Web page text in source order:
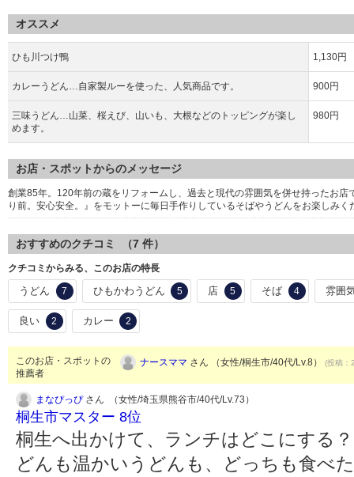
オススメ
ひも川つけ鴨 1,130円
カレーうどん…自家製ルーを使った、人気商品です。 900円
三味うどん…山菜、桜えび、山いも、大根などのトッピングが楽し
めます。
980円
お店・スポットからのメッセージ
創業85年。120年前の蔵をリフォームし、過去と現代の雰囲気を併せ持ったお
り前。安心安全。』をモットーに毎日手作りしているそばやうどんをお楽しみく
おすすめのクチコミ （7 件）
クチコミからみる、このお店の特長
うどん 7 ひもかわうどん 5 店 5 そば 4 雰囲
良い 2 カレー 2
このお店・スポットの
推薦者
ナースママ さん （女性/桐生市/40代/Lv.8） (投稿
まなぴっぴさん （女性/埼玉県熊谷市/40代/Lv.73）
桐生市マスター 8位
桐生へ出かけて、ランチはどこにする
どんも温かいうどんも、どっちも食べ